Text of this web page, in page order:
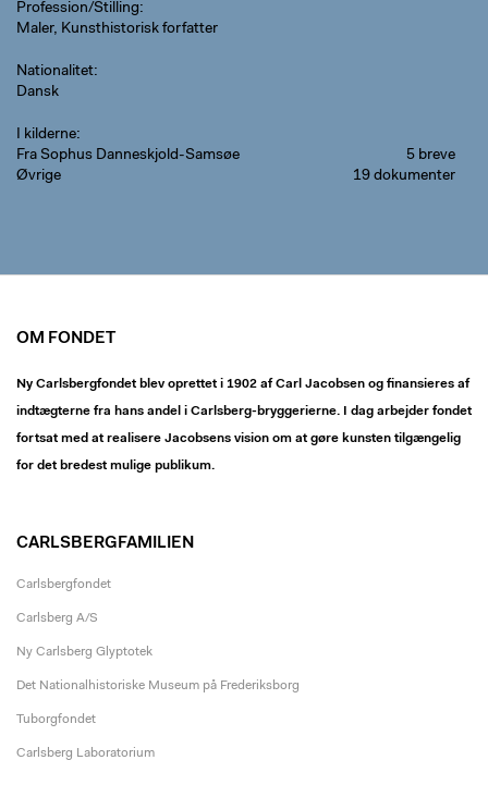
Profession/Stilling
Maler, Kunsthistorisk forfatter
Nationalitet
Dansk
I kilderne
Fra Sophus Danneskjold-Samsøe
5 breve
Øvrige
19 dokumenter
OM FONDET
Ny Carlsbergfondet blev oprettet i 1902 af Carl Jacobsen og finansieres af
indtægterne fra hans andel i Carlsberg-bryggerierne. I dag arbejder fondet
fortsat med at realisere Jacobsens vision om at gøre kunsten tilgængelig
for det bredest mulige publikum.
CARLSBERGFAMILIEN
Carlsbergfondet
Carlsberg A/S
Ny Carlsberg Glyptotek
Det Nationalhistoriske Museum på Frederiksborg
Tuborgfondet
Carlsberg Laboratorium